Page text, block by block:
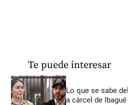
Te puede interesar
Lo que se sabe
a cárcel de